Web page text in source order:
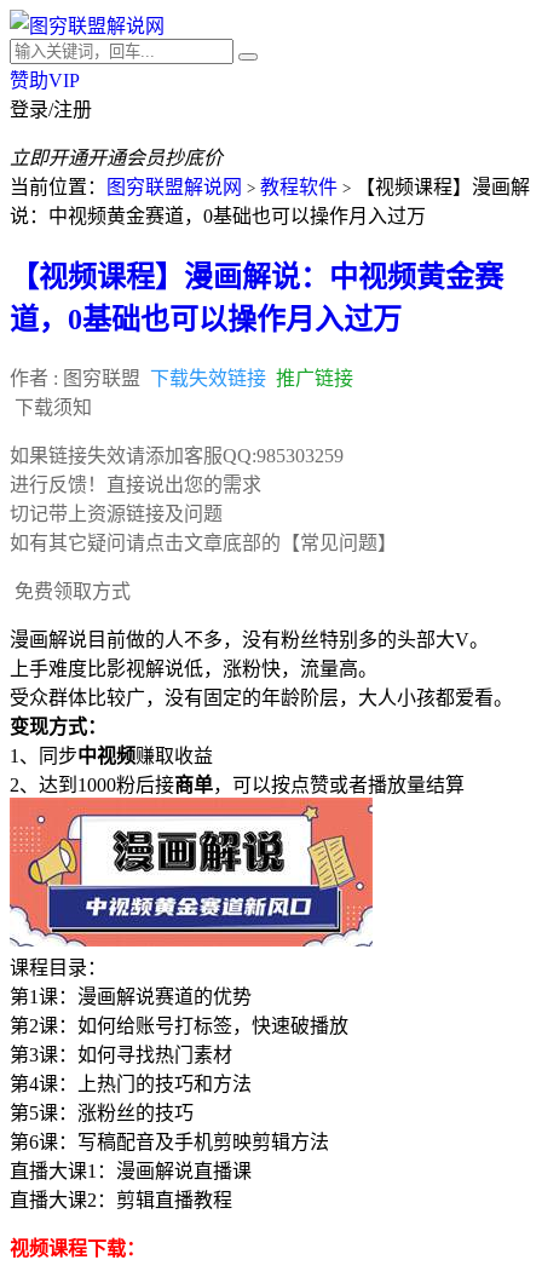
赞助VIP
登录/注册
立即开通开通会员抄底价
当前位置：
图穷联盟解说网 > 教程软件 > 【视频课程】漫画解
说：中视频黄金赛道，0基础也可以操作月入过万
【视频课程】漫画解说：中视频黄金赛
道，0基础也可以操作月入过万
作者 : 图穷联盟 下载失效链接 推广链接
下载须知
如果链接失效请添加客服QQ:985303259
进行反馈！直接说出您的需求
切记带上资源链接及问题
如有其它疑问请点击文章底部的【常见问题】
免费领取方式
漫画解说目前做的人不多，没有粉丝特别多的头部大V。
上手难度比影视解说低，涨粉快，流量高。
受众群体比较广，没有固定的年龄阶层，大人小孩都爱看。
变现方式：
1、同步中视频赚取收益
2、达到1000粉后接商单，可以按点赞或者播放量结算
课程目录：
第1课：漫画解说赛道的优势
第2课：如何给账号打标签，快速破播放
第3课：如何寻找热门素材
第4课：上热门的技巧和方法
第5课：涨粉丝的技巧
第6课：写稿配音及手机剪映剪辑方法
直播大课1：漫画解说直播课
直播大课2：剪辑直播教程
视频课程下载：